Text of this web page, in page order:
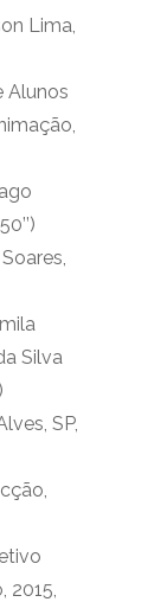
Lima,
Alunos
Silva
SP,
2015,